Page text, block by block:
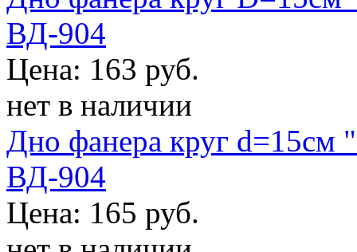
ВД-904
Цена: 163 руб.
нет в наличии
Дно фанера круг d=15см
ВД-904
Цена: 165 руб.